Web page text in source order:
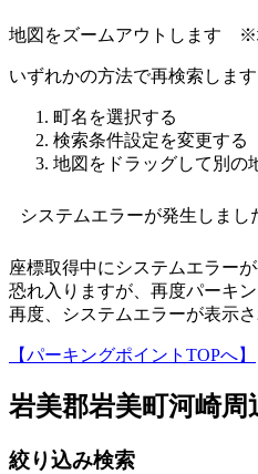
地図をズームアウトします ※
いずれかの方法で再検索します
町名を選択する
検索条件設定を変更する
地図をドラッグして別の
システムエラーが発生しまし
座標取得中にシステムエラー
恐れ入りますが、再度パーキ
再度、システムエラーが表示
【パーキングポイントTOPへ】
岩美郡岩美町河崎周
絞り込み検索